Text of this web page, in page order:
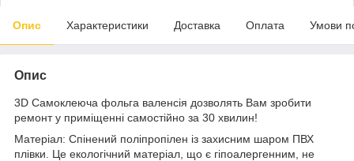
Опис Характеристики Доставка Оплата Умови
Опис
3D Самоклеюча фольга валенсія дозволять Вам зробити
ремонт у приміщенні самостійно за 30 хвилин!
Матеріал: Спінений поліпропілен із захисним шаром ПВХ
плівки. Це екологічний матеріал, що є гіпоалергенним, не